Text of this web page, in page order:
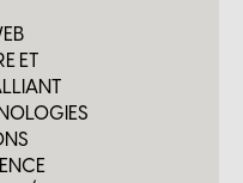
ET